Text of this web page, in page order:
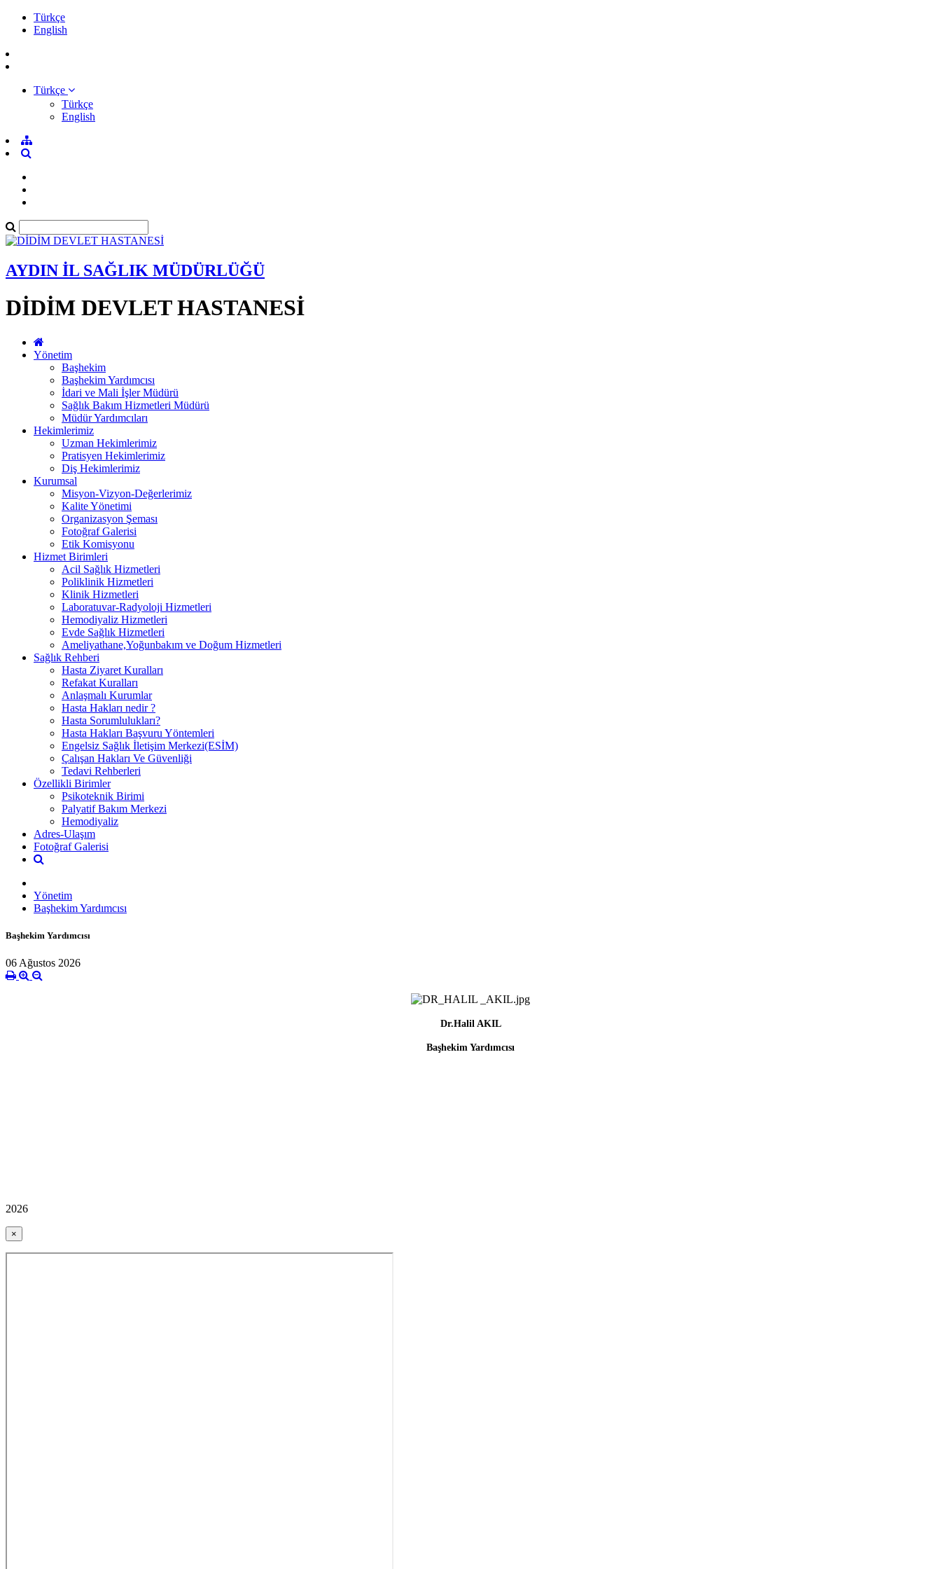
Türkçe
English
Türkçe
Türkçe
English
AYDIN İL SAĞLIK MÜDÜRLÜĞÜ
DİDİM DEVLET HASTANESİ
Yönetim
Başhekim
Başhekim Yardımcısı
İdari ve Mali İşler Müdürü
Sağlık Bakım Hizmetleri Müdürü
Müdür Yardımcıları
Hekimlerimiz
Uzman Hekimlerimiz
Pratisyen Hekimlerimiz
Diş Hekimlerimiz
Kurumsal
Misyon-Vizyon-Değerlerimiz
Kalite Yönetimi
Organizasyon Şeması
Fotoğraf Galerisi
Etik Komisyonu
Hizmet Birimleri
Acil Sağlık Hizmetleri
Poliklinik Hizmetleri
Klinik Hizmetleri
Laboratuvar-Radyoloji Hizmetleri
Hemodiyaliz Hizmetleri
Evde Sağlık Hizmetleri
Ameliyathane,Yoğunbakım ve Doğum Hizmetleri
Sağlık Rehberi
Hasta Ziyaret Kuralları
Refakat Kuralları
Anlaşmalı Kurumlar
Hasta Hakları nedir ?
Hasta Sorumlulukları?
Hasta Hakları Başvuru Yöntemleri
Engelsiz Sağlık İletişim Merkezi(ESİM)
Çalışan Hakları Ve Güvenliği
Tedavi Rehberleri
Özellikli Birimler
Psikoteknik Birimi
Palyatif Bakım Merkezi
Hemodiyaliz
Adres-Ulaşım
Fotoğraf Galerisi
Yönetim
Başhekim Yardımcısı
Başhekim Yardımcısı
06 Ağustos 2026
Dr.Halil AKIL
Başhekim Yardımcısı
2026
×